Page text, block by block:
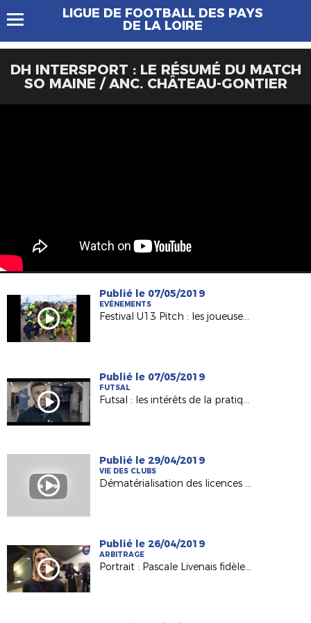
LIGUE DE FOOTBALL DES PAYS
DE LA LOIRE
DH INTERSPORT : LE RÉSUMÉ DU MATCH
SO MAINE / ANC. CHÂTEAU-GONTIER
Publié le 07/05/2019
EVÉNEMENTS
Festival U13 Pitch : les joueuses du FC Nantes à Capbreton !
Publié le 07/05/2019
FUTSAL
Futsal : les intérêts de la pratique (FFF 2019)
Publié le 29/04/2019
VIE DES CLUBS
Dématérialisation des licences et cotisations en ligne - Pourquoi y passer ?
Publié le 26/04/2019
ARBITRAGE
Portrait : Pascale Livenais fidèle à l'arbitrage et à son club depuis 26 saisons !